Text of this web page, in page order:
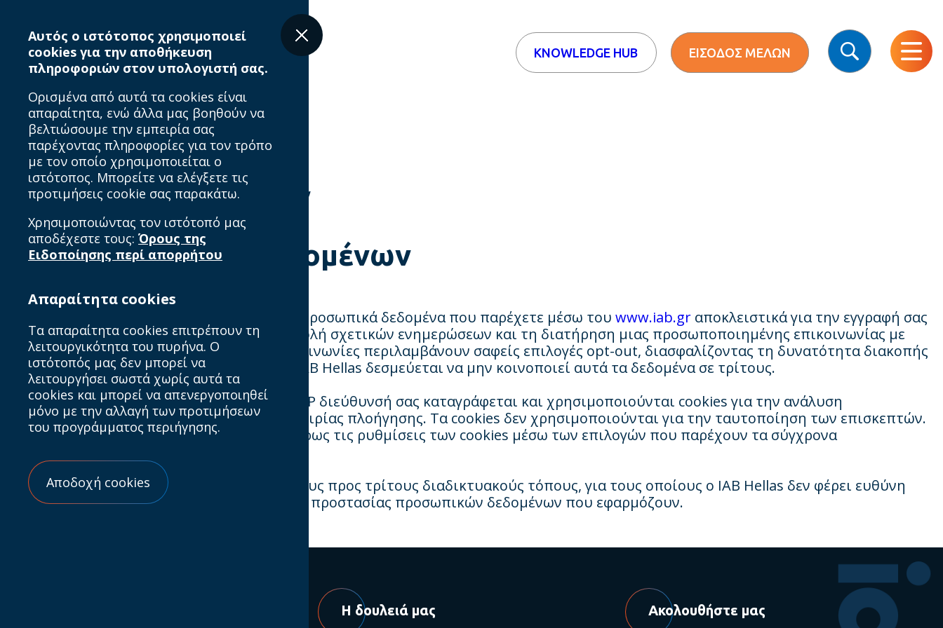
main
content
KNOWLEDGE HUB ΕΙΣΟΔΟΣ ΜΕΛΩΝ
Home Πολιτική χρήσης δεδομένων
Πολιτική χρήσης δεδομένων
Ο ΙΑΒ Hellas συλλέγει και χρησιμοποιεί τα προσωπικά δεδομένα που παρέχετε μέσω του www.iab.gr αποκλειστικά για την εγγραφή σας
σε εκδηλώσεις του Οργανισμού, την αποστολή σχετικών ενημερώσεων και τη διατήρηση μιας προσωποποιημένης επικοινωνίας με
τους χρήστες του ιστότοπου. Όλες οι επικοινωνίες περιλαμβάνουν σαφείς επιλογές opt-out, διασφαλίζοντας τη δυνατότητα διακοπής
της επικοινωνίας οποιαδήποτε στιγμή. Ο ΙΑΒ Hellas δεσμεύεται να μην κοινοποιεί αυτά τα δεδομένα σε τρίτους.
Κατά την περιήγησή σας στοwww.iab.gr
, η IP διεύθυνσή σας καταγράφεται και χρησιμοποιούνται cookies για την ανάλυση
επισκεψιμότητας και τη βελτίωση της εμπειρίας πλοήγησης. Τα cookies δεν χρησιμοποιούνται για την ταυτοποίηση των επισκεπτών.
Οι χρήστες μπορούν να διαχειριστούν πλήρως τις ρυθμίσεις των cookies μέσω των επιλογών που παρέχουν τα σύγχρονα
Ο ιστότοποςwww.iab.gr
περιέχει συνδέσμους προς τρίτους διαδικτυακούς τόπους, για τους οποίους ο ΙΑΒ Hellas δεν φέρει ευθύνη
όσον αφορά το περιεχόμενο ή τις πολιτικές προστασίας προσωπικών δεδομένων που εφαρμόζουν.
Η δουλειά μας Ακολουθήστε μας
Αυτός ο ιστότοπος χρησιμοποιεί
cookies για την αποθήκευση
πληροφοριών στον υπολογιστή σας.
Ορισμένα από αυτά τα cookies είναι
απαραίτητα, ενώ άλλα μας βοηθούν να
βελτιώσουμε την εμπειρία σας
παρέχοντας πληροφορίες για τον τρόπο
με τον οποίο χρησιμοποιείται ο
ιστότοπος. Μπορείτε να ελέγξετε τις
προτιμήσεις cookie σας παρακάτω.
Χρησιμοποιώντας τον ιστότοπό μας
αποδέχεστε τους: Όρους της
Ειδοποίησης περί απορρήτου
Απαραίτητα cookies
Τα απαραίτητα cookies επιτρέπουν τη
λειτουργικότητα του πυρήνα. Ο
ιστότοπός μας δεν μπορεί να
λειτουργήσει σωστά χωρίς αυτά τα
cookies και μπορεί να απενεργοποιηθεί
μόνο με την αλλαγή των προτιμήσεων
του προγράμματος περιήγησης.
Αποδοχή cookies